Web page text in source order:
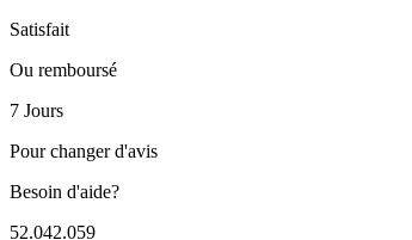
Satisfait
Ou remboursé
7 Jours
Pour changer d'avis
Besoin d'aide?
52.042.059